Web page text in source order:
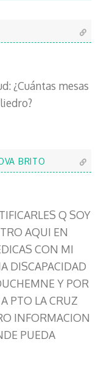
t
n
¿Cuántas mesas
BRITO
Q SOY
AQUI EN
CON MI
DISCAPACIDAD
Y POR
PTO LA CRUZ
INFORMACION
PUEDA